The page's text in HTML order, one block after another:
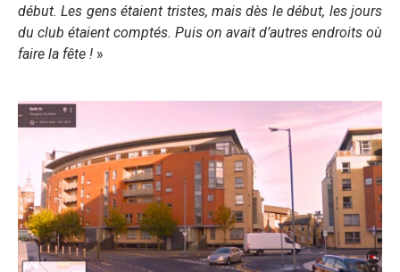
début. Les gens étaient tristes, mais dès le début, les jours
du club étaient comptés. Puis on avait d’autres endroits où
faire la fête ! »